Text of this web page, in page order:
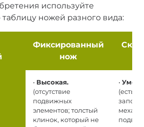
используйте
ножей разного вида:
Фиксированный
нож
• Высокая.
(отсутствие
подвижных
элементов; толстый
клинок, который не
•
(есть